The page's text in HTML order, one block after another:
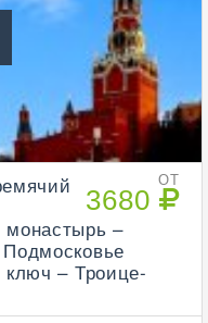
ОТ
3680
–
ключ – Троице-